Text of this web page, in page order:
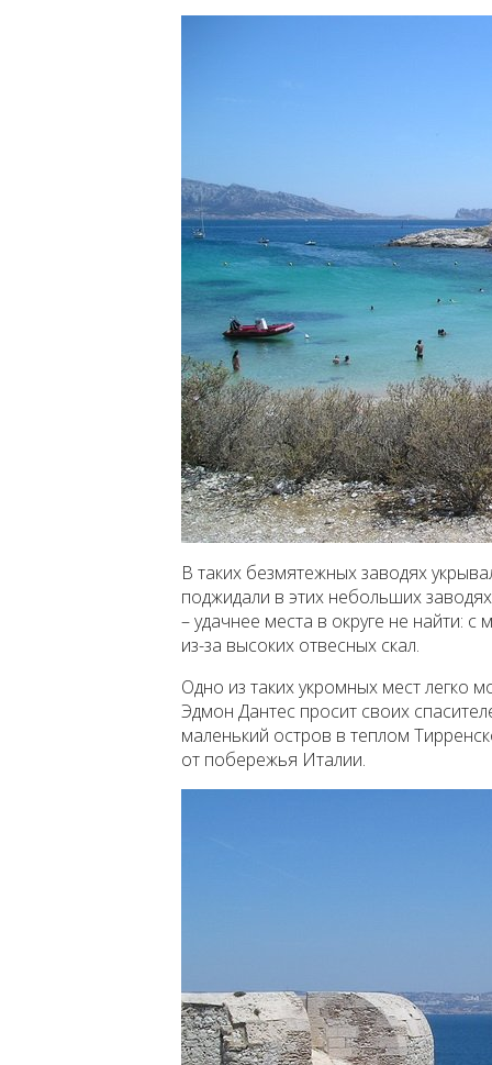
В таких безмятежных заводях
поджидали в этих небольших
– удачнее места в округе не найти:
из-за высоких отвесных скал.
Одно из таких укромных мест легко
Эдмон Дантес просит своих
маленький остров в теплом
от побережья Италии.